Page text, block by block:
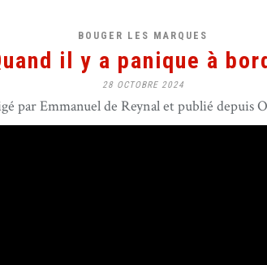
BOUGER LES MARQUES
il y a panique à
28 OCTOBRE 2024
par Emmanuel de Reynal et publié depuis